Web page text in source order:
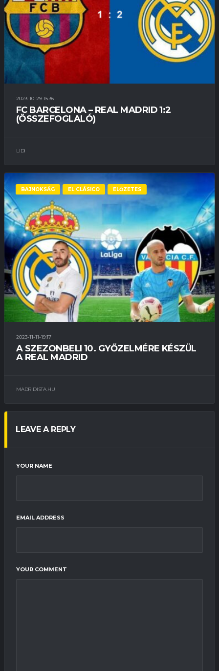
2023-10-29-15:36
FC BARCELONA – REAL MADRID 1:2
(ÖSSZEFOGLALÓ)
LIDI
BAJNOKSÁG EL CLÁSICO ELŐZETES
2023-11-11-19:17
A SZEZONBELI 10. GYŐZELMÉRE KÉSZÜL
A REAL MADRID
MADRIDISTA.HU
LEAVE A REPLY
YOUR NAME
EMAIL ADDRESS
YOUR COMMENT